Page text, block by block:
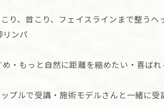
り、首こり、フェイスラインまで整う
ンパ
・もっと自然に距離を縮めたい・喜ば
プルで受講・施術モデルさんと一緒に